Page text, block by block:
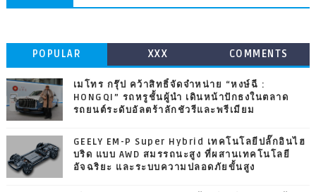
POPULAR XXX COMMENTS
เมโทร กรุ๊ป คว้าสิทธิ์จัดจำหน่าย “หงษ์ฉี :
HONGQI” รถหรูชั้นผู้นำ เดินหน้าปักธงในตลาด
รถยนต์ระดับอัลตร้าลักชัวรีและพรีเมียม
GEELY EM-P Super Hybrid เทคโนโลยีปลั๊กอินไฮ
บริด แบบ AWD สมรรถนะสูง ที่ผสานเทคโนโลยี
อัจฉริยะ และระบบความปลอดภัยขั้นสูง